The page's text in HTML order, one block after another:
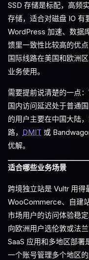
SSD 存储是标配，高频
存储，适合对磁盘 IO 有
WordPress 加速、数据
馈里一致性比较高的优
国际线路在美国和欧洲
业务使用。
需要提前说清楚的一点
国内访问延迟处于普通
的用户主要在中国大陆
路， DMIT 或
优解。
适合哪些业务场景
跨境独立站是 Vultr 用得
WooCommerce、自建
市场用户的访问体验稳
向欧洲用户选伦敦或法
SaaS 应用和多地区部署
一个账号管理多个地区